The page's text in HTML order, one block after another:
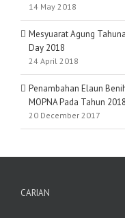
14 May 2018
Mesyuarat Agung
Day 2018
24 April 2018
Penambahan Elaun
MOPNA Pada Tahun
20 December 2017
CARIAN